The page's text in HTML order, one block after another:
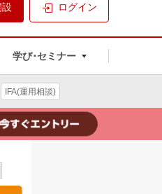
ログイン
学び･セミナー
IFA(運用相談)